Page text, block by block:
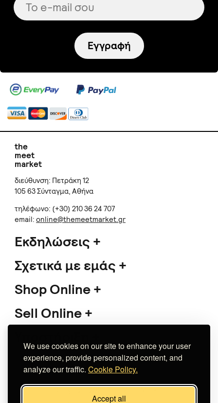
We use cookies on our site to enhance your user
experience, provide personalized content, and
analyze our traffic. Cookie Policy.
Accept all
Εγγραφή
the
meet
market
διεύθυνση: Πετράκη 12
105 63 Σύνταγμα, Αθήνα
τηλέφωνο: (+30) 210 36 24 707
email: online@themeetmarket.gr
Εκδηλώσεις
Σχετικά με εμάς
Shop Online
Sell Online